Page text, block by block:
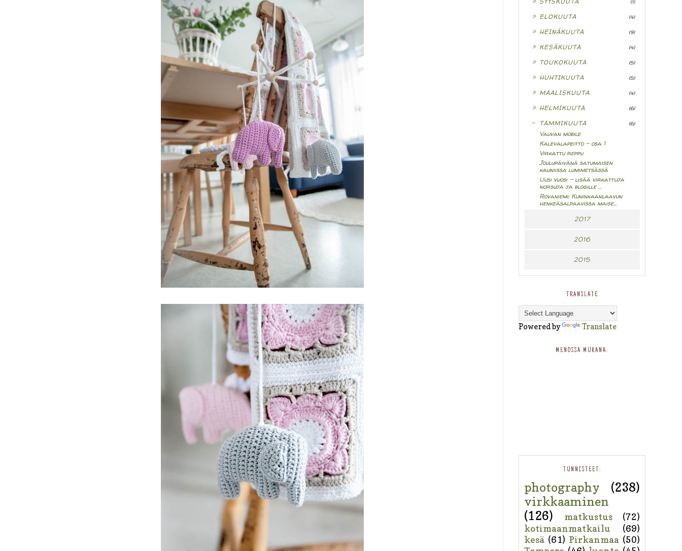
(1)
ELOKUUTA (4)
HEINÄKUUTA (9)
KESÄKUUTA (4)
TOUKOKUUTA (5)
HUHTIKUUTA (5)
MAALISKUUTA (4)
HELMIKUUTA (6)
TAMMIKUUTA (6)
Vauvan mobile
Kalevalapeitto - osa 1
Virkattu reppu
Joulupäivänä satumaisen
kauniissa lumimetsässä
Uusi vuosi - lisää virkattuja
norsuja ja blogille ...
Rovaniemi: Kuninkaanlaavun
henkeäsalpaavissa maise...
2017
2016
2015
TRANSLATE
Powered by Translate
MENOSSA MUKANA:
TUNNISTEET:
photography
(238)
virkkaaminen
(126)
matkustus
(72)
kotimaanmatkailu
(69)
kesä (61) Pirkanmaa (50)